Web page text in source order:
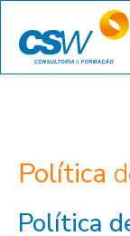
Política
Política